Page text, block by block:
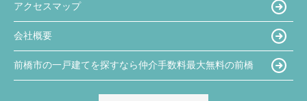
アクセスマップ
会社概要
前橋市の一戸建てを探すなら仲介手数料最大無料の前橋